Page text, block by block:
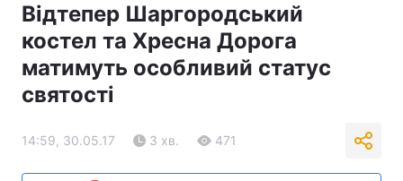
Відтепер Шаргородський
костел та Хресна Дорога
матимуть особливий статус
святості
14:59, 30.05.17 3 хв. 471